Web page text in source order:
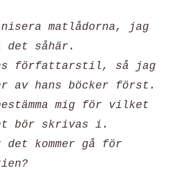
matlådorna, jag
det såhär.
författarstil, så jag
av hans böcker först.
mig för vilket
bör skrivas i.
det kommer gå för